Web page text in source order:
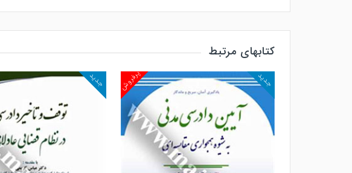
کتابهای مرتبط
پرفروش جدید جدید